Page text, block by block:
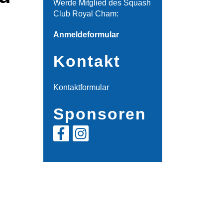
Werde Mitglied des Squash
Club Royal Cham:
Anmeldeformular
Kontakt
Kontaktformular
Sponsoren